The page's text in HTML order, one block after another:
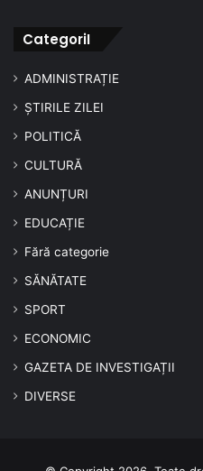
CategoriI
ADMINISTRAȚIE
ȘTIRILE ZILEI
POLITICĂ
CULTURĂ
ANUNȚURI
EDUCAȚIE
Fără categorie
SĂNĂTATE
SPORT
ECONOMIC
GAZETA DE INVESTIGAȚII
DIVERSE